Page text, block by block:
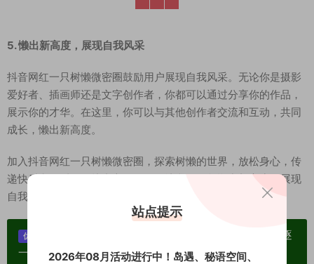
5. 懒出新高度，展现自我风采
抖音网红一只树懒微密圈鼓励用户展现自我风采。无论你是摄影
爱好者、插画师还是文字创作者，你都可以通过分享你的作品，
展示你的才华。在这里，你可以与其他创作者交流和互动，共同
成长，懒出新高度。
加入抖音网红一只树懒微密圈，探索树懒的世界，放松身心，传
递快乐和温暖，寻找内心的平静。让我们一起懒出新高度，展现
自我风采，享受与树懒共度的宁静时光！
优势：
单个博主作品统一整合分享、素材高度去重复、逐
一归档方便收藏！
站点提示
2026年08月活动进行中！岛遇、秘语空间、